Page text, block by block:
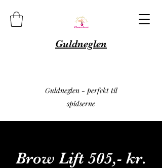
Guldneglen
Guldneglen - perfekt til
spidserne
Brow Lift 505,- kr.